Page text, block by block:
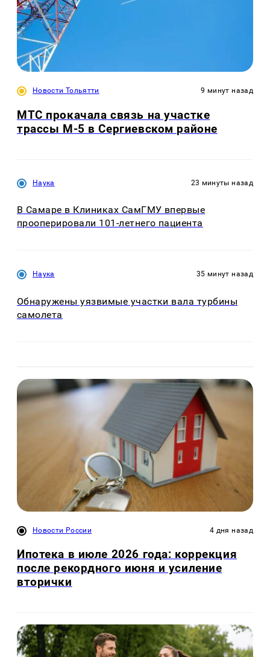
Новости Тольятти 9 минут назад
МТС прокачала связь на участке
трассы М-5 в Сергиевском районе
Наука 23 минуты назад
В Самаре в Клиниках СамГМУ впервые
прооперировали 101-летнего пациента
Наука 35 минут назад
Обнаружены уязвимые участки вала турбины
самолета
Новости России 4 дня назад
Ипотека в июле 2026 года: коррекция
после рекордного июня и усиление
вторички